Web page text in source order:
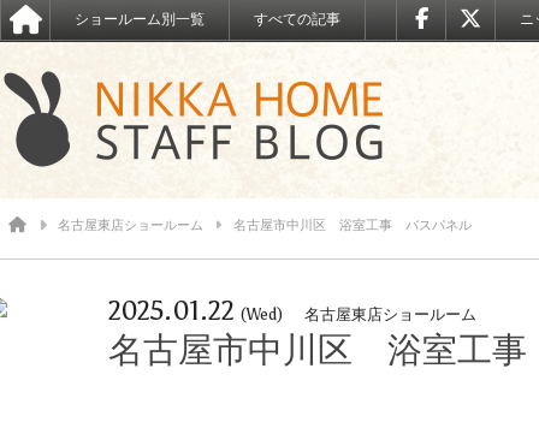
ショールーム別一覧 すべての記事 ニ
名古屋東店ショールーム 名古屋市中川区 浴室工事 バスパネル
2025.01.22 (Wed) 名古屋東店ショールーム
名古屋市中川区 浴室工